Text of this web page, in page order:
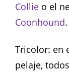
Collie o el
Coonhound.
Tricolor: en
pelaje,